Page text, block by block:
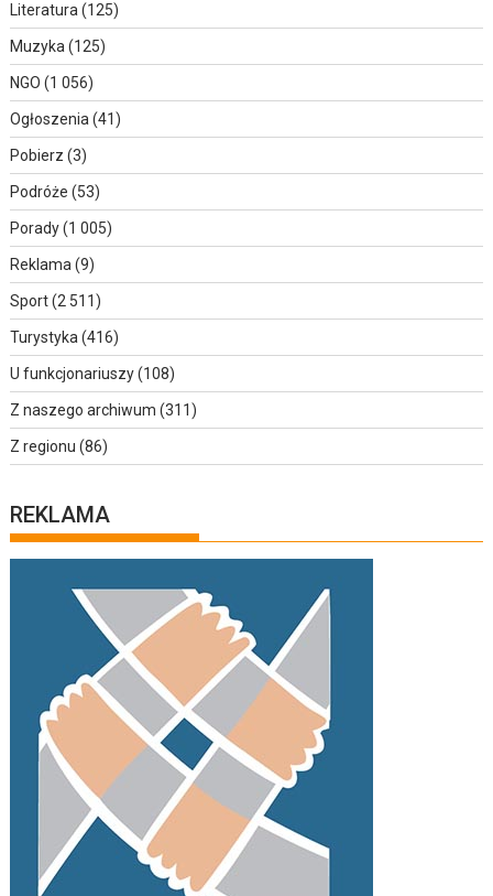
Literatura(125)
Muzyka(125)
NGO (1 056)
Ogłoszenia(41)
Pobierz (3)
Podróże (53)
Porady(1 005)
Reklama(9)
Sport(2 511)
Turystyka(416)
U funkcjonariuszy(108)
Z naszego archiwum (311)
Z regionu (86)
REKLAMA